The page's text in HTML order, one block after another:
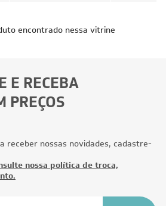
encontrado nessa vitrine
E RECEBA
PREÇOS
receber nossas novidades, cadastre-
nossa política de troca,